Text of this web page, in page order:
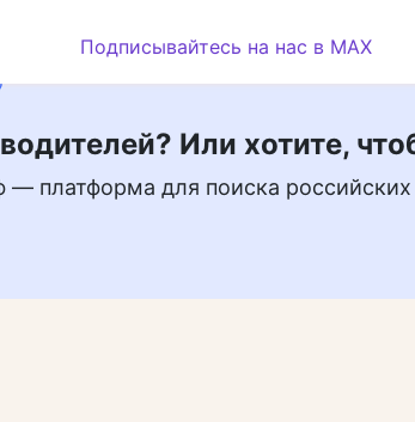
Или хотите,
— платформа для поиска российских
Подписывайтесь на нас в MAX